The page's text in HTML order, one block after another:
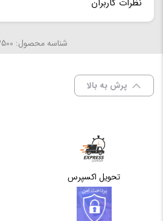
ابعاد 19.9×235.3×359.8
وزن 1.6KG
ظرفیت
Cache
حافظه
اختصاصی
گرافیک
نظرات کاربران
7(5800H)_16G_512SSD_4G RTX
3050”
شناسه محصول: m3500
پرش به بالا
تحویل اکسپرس